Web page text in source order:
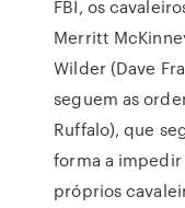
FBI, os
Merritt
Wilder (Dave
seguem as
Ruffalo), que
forma a impedir
próprios